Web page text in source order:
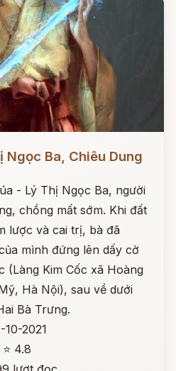
Ngọc Ba, Chiêu Dung
- Lý Thị Ngọc Ba, người
chồng mất sớm. Khi đất
lược và cai trị, bà đã
mình đứng lên dấy cờ
(Làng Kim Cốc xã Hoàng
Hà Nội), sau về dưới
Bà Trưng.
10-2021
⭐ 4.8